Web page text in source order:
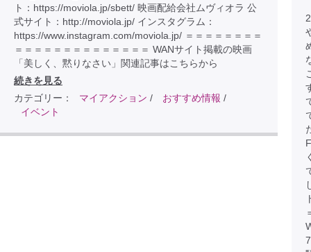
ト：https://moviola.jp/sbett/ 映画配給会社ムヴィオラ 公
式サイト：http://moviola.jp/ インスタグラム：
https://www.instagram.com/moviola.jp/ ＝＝＝＝＝＝＝＝
＝＝＝＝＝＝＝＝＝＝＝＝＝＝ WANサイト掲載の映画
「美しく、黙りなさい」関連記事はこちらから
続きを見る
カテゴリー：
マイアクション / おすすめ情報 /
イベント